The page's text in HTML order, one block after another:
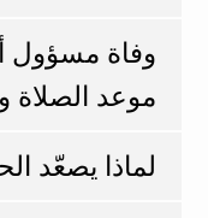
وفاة مسؤول
موعد الصلاة
لماذا يصعّد